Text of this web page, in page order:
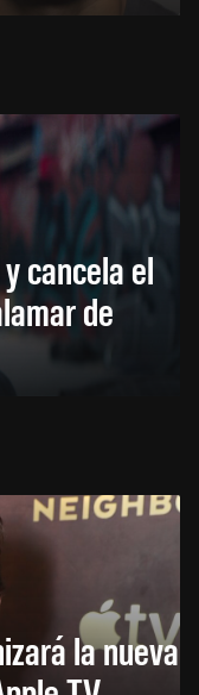
cancela el
de
la nueva